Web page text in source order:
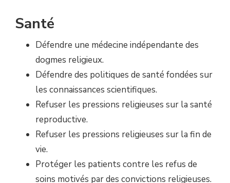
Santé
Défendre une médecine indépendante des
dogmes religieux.
Défendre des politiques de santé fondées sur
les connaissances scientifiques.
Refuser les pressions religieuses sur la santé
reproductive.
Refuser les pressions religieuses sur la fin de
vie.
Protéger les patients contre les refus de
soins motivés par des convictions religieuses.